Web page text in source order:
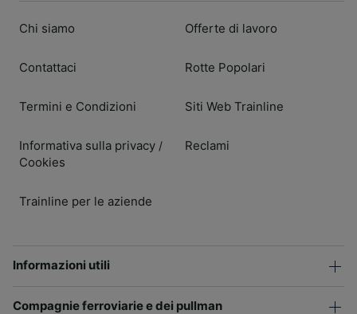
Chi siamo
Contattaci
Termini e Condizioni
Informativa sulla privacy /
Cookies
Trainline per le aziende
Offerte di lavoro
Rotte Popolari
Siti Web Trainline
Reclami
Informazioni utili
Compagnie ferroviarie e dei pullman